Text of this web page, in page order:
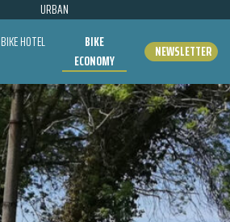
URBAN
BIKE HOTEL
BIKE
ECONOMY
NEWSLETTER